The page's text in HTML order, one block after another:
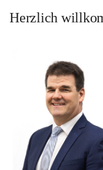
Herzlich